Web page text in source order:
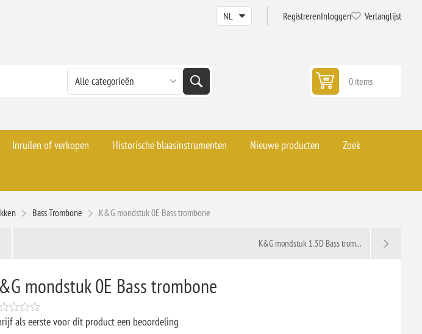
RegistrerenInloggen Verlanglijst
0 items
Inruilen of verkopen Historische blaasinstrumenten Nieuwe producten Zoek
Bass Trombone K&G mondstuk 0E Bass trombone
K&G mondstuk 1.5D Bass trom...
mondstuk 0E Bass trombone
als eerste voor dit product een beoordeling